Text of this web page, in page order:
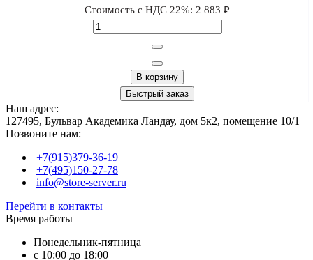
Стоимость с НДС 22%: 2 883 ₽
В корзину
Быстрый заказ
Наш адрес:
127495, Бульвар Академика Ландау, дом 5к2, помещение 10/1
Позвоните нам:
+7(915)379-36-19
+7(495)150-27-78
info@store-server.ru
Перейти в контакты
Время работы
Понедельник-пятница
с 10:00 до 18:00